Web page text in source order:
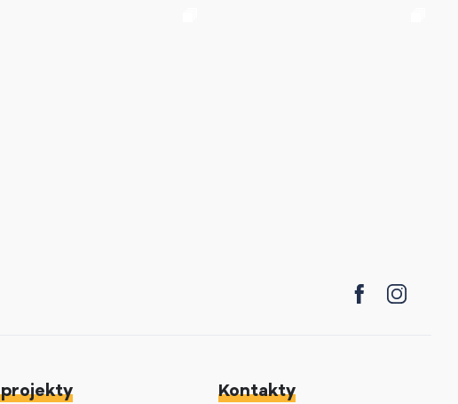
projekty Kontakty